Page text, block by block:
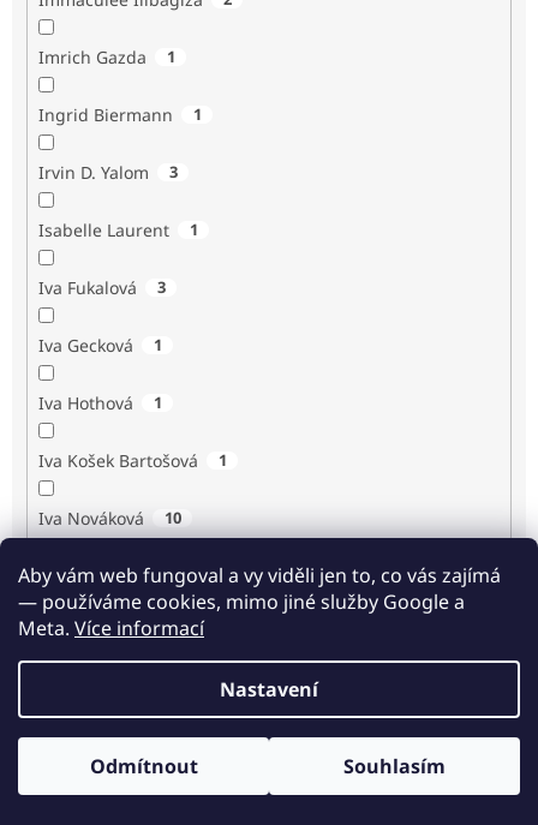
Aby vám web fungoval a vy viděli jen to, co vás zajímá
— používáme cookies, mimo jiné služby Google a
Meta. Více informací
Nastavení
Odmítnout Souhlasím
Imrich Gazda 1
Ingrid Biermann 1
Irvin D. Yalom 3
Isabelle Laurent 1
Iva Fukalová 3
Iva Gecková 1
Iva Hothová 1
Iva Košek Bartošová 1
Iva Nováková 10
Iva Procházková 1
Ivan Renč 1
Odběr novinek